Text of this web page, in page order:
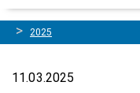
2025
11.03.2025